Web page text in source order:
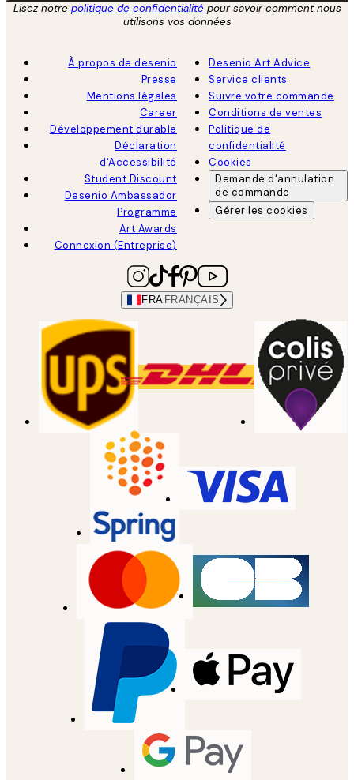
Lisez notre politique de confidentialitépour savoir comment nous
utilisons vos données
À propos de desenio
Presse
Mentions légales
Career
Développement durable
Déclaration
d'Accessibilité
Student Discount
Desenio Ambassador
Programme
Art Awards
Connexion (Entreprise)
Desenio Art Advice
Service clients
Suivre votre commande
Conditions de ventes
Politique de
confidentialité
Cookies
Demande d'annulation
de commande
Gérer les cookies
FRA FRANÇAIS